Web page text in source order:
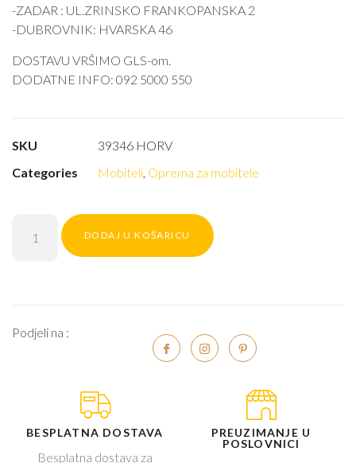
-ZADAR : UL.ZRINSKO FRANKOPANSKA 2
-DUBROVNIK: HVARSKA 46
DOSTAVU VRŠIMO GLS-om.
DODATNE INFO: 092 5000 550
SKU
39346 HORV
Categories
Mobiteli, Oprema za mobitele
DODAJ U KOŠARICU
Podjeli na :
BESPLATNA DOSTAVA
Besplatna dostava za
PREUZIMANJE U
POSLOVNICI